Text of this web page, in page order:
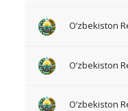
O‘zbekiston
O‘zbekiston
O‘zbekiston